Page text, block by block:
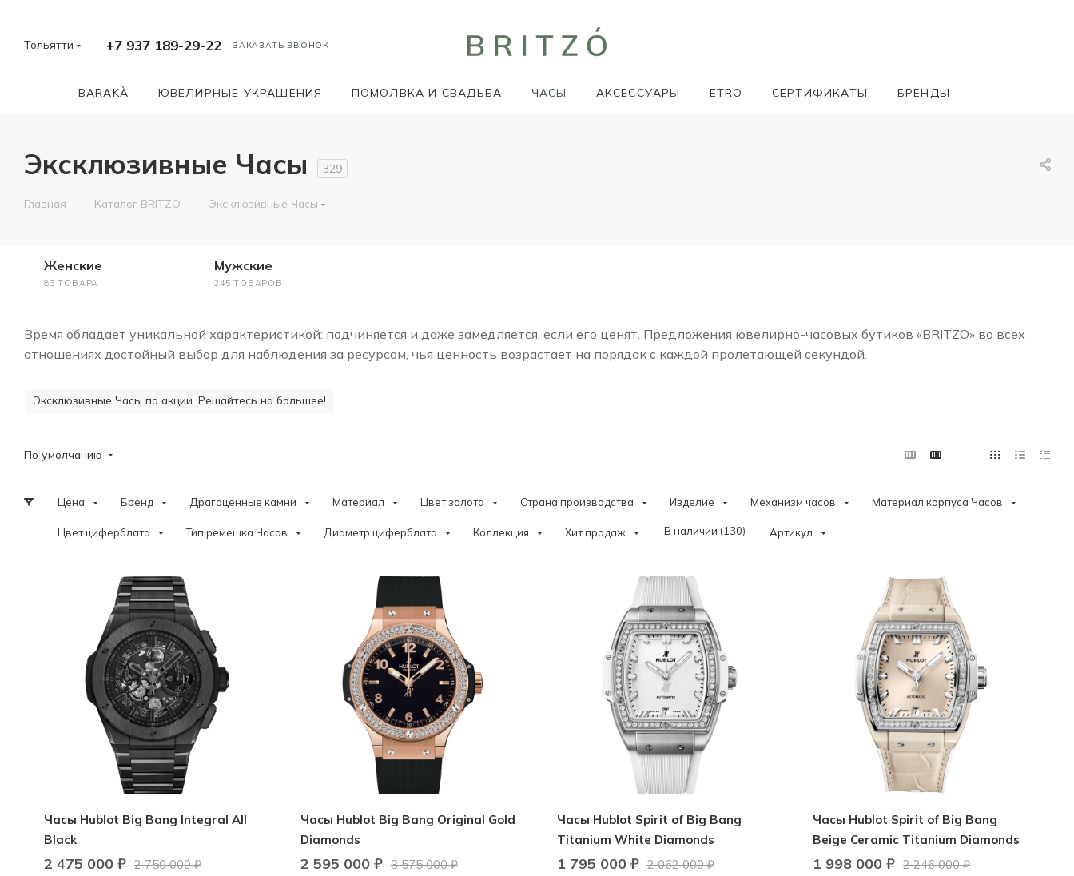
Тольятти +7 937 189-29-22 ЗАКАЗАТЬ ЗВОНОК
BARAKÀ ЮВЕЛИРНЫЕ УКРАШЕНИЯ ПОМОЛВКА И СВАДЬБА ЧАСЫ АКСЕССУАРЫ ETRO СЕРТИФИКАТЫ БРЕНДЫ
Эксклюзивные Часы 329
Главная — Каталог BRITZO — Эксклюзивные Часы
Женские
83 ТОВАРА
Мужские
245 ТОВАРОВ
Время обладает уникальной характеристикой: подчиняется и даже замедляется, если его ценят. Предложения ювелирно-часовых бутиков «BRITZO» во всех
отношениях достойный выбор для наблюдения за ресурсом, чья ценность возрастает на порядок с каждой пролетающей секундой.
Эксклюзивные Часы по акции. Решайтесь на большее!
По умолчанию
Цена Бренд Драгоценные камни Материал Цвет золота Страна производства Изделие Механизм часов Материал корпуса Часов
Цвет циферблата Тип ремешка Часов Диаметр циферблата Коллекция Хит продаж В наличии (130) Артикул
Часы Hublot Big Bang Integral All
Black
2 475 000 ₽ 2 750 000₽
Часы Hublot Big Bang Original Gold
Diamonds
2 595 000₽ 3 575 000₽
Часы Hublot Spirit of Big Bang
Titanium White Diamonds
1 795 000₽ 2 062 000₽
Часы Hublot Spirit of Big Bang
Beige Ceramic Titanium Diamonds
1 998 000 ₽ 2 246 000₽